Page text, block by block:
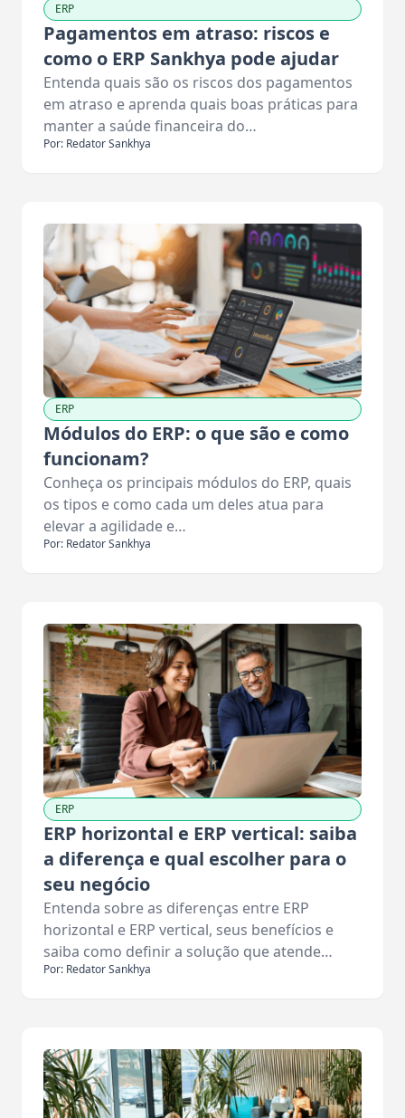
ERP
Pagamentos em atraso: riscos e
como o ERP Sankhya pode ajudar
Entenda quais são os riscos dos pagamentos
em atraso e aprenda quais boas práticas para
manter a saúde financeira do…
Por: Redator Sankhya
ERP
Módulos do ERP: o que são e como
funcionam?
Conheça os principais módulos do ERP, quais
os tipos e como cada um deles atua para
elevar a agilidade e…
Por: Redator Sankhya
ERP
ERP horizontal e ERP vertical: saiba
a diferença e qual escolher para o
seu negócio
Entenda sobre as diferenças entre ERP
horizontal e ERP vertical, seus benefícios e
saiba como definir a solução que atende…
Por: Redator Sankhya